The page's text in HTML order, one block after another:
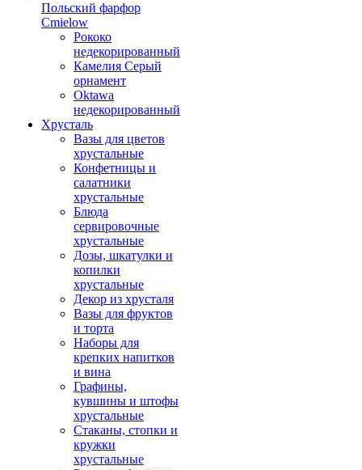
Польский фарфор
Сmielow
Рококо
недекорированный
Камелия Серый
орнамент
Oktawa
недекорированный
Хрусталь
Вазы для цветов
хрустальные
Конфетницы и
салатники
хрустальные
Блюда
сервировочные
хрустальные
Дозы, шкатулки и
копилки
хрустальные
Декор из хрусталя
Вазы для фруктов
и торта
Наборы для
крепких напитков
и вина
Графины,
кувшины и штофы
хрустальные
Стаканы, стопки и
кружки
хрустальные